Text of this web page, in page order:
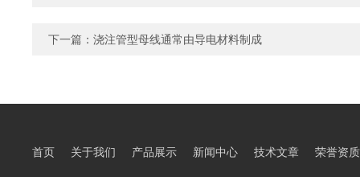
下一篇： 浇注管型母线通常由导电材料制成
首页 关于我们 产品展示 新闻中心 技术文章 荣誉资质